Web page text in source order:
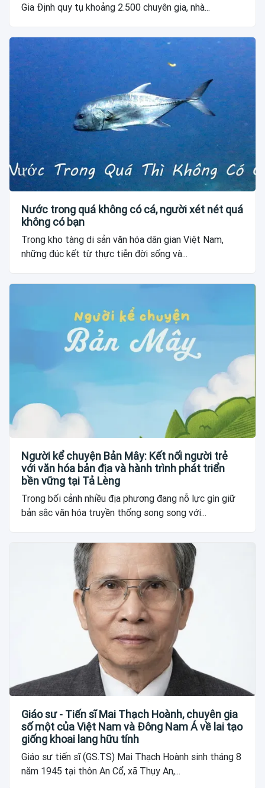
Gia Định quy tụ khoảng 2.500 chuyên gia, nhà...
Nước trong quá không có cá, người xét nét quá
không có bạn
Trong kho tàng di sản văn hóa dân gian Việt Nam,
những đúc kết từ thực tiễn đời sống và...
Người kể chuyện Bản Mây: Kết nối người trẻ
với văn hóa bản địa và hành trình phát triển
bền vững tại Tả Lèng
Trong bối cảnh nhiều địa phương đang nỗ lực gìn giữ
bản sắc văn hóa truyền thống song song với...
Giáo sư - Tiến sĩ Mai Thạch Hoành, chuyên gia
số một của Việt Nam và Đông Nam Á về lai tạo
giống khoai lang hữu tính
Giáo sư tiến sĩ (GS.TS) Mai Thạch Hoành sinh tháng 8
năm 1945 tại thôn An Cổ, xã Thụy An,...